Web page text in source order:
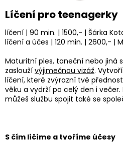
Líčení pro teenagerky
líčení | 90 min. | 1500,- | Šárka
líčení a účes | 120 min. | 2600,- |
Maturitní ples, taneční nebo jiná
zaslouží výjimečnou vizáž.
líčení, které zvýrazní tvé
věku a vydrží po celý den i večer.
můžeš službu spojit také se
S čím líčíme a tvoříme účesy